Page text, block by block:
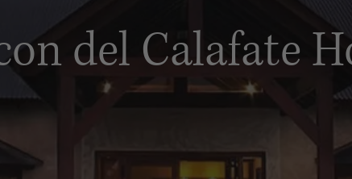
del Calafate